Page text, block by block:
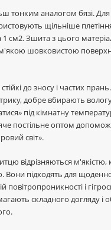
тонким аналогом бязі. Для
щільніше
1 см2. Зшита з цього
м'якою шовковистою
до зносу і частих
добре вбирають вологу
під кімнатну
постільне оптом
світ».
відрізняються м'якістю,
Вони підходять для
повітропроникності і
складного догляду і